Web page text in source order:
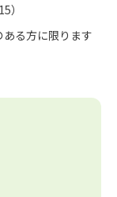
）
る方に限ります